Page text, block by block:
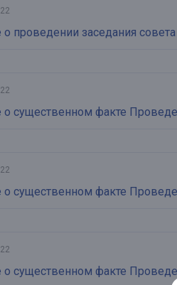
проведении заседания
существенном факте
существенном факте
существенном факте